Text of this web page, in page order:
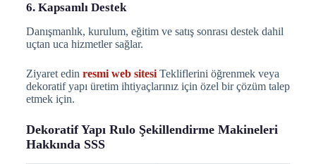
6. Kapsamlı Destek
Danışmanlık, kurulum, eğitim ve satış sonrası destek dahil
uçtan uca hizmetler sağlar.
Ziyaret edin resmi web sitesiTekliflerini öğrenmek veya
dekoratif yapı üretim ihtiyaçlarınız için özel bir çözüm talep
etmek için.
Dekoratif Yapı Rulo Şekillendirme Makineleri
Hakkında SSS